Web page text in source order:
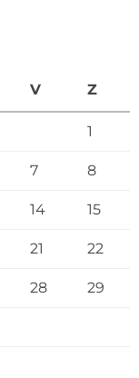
V Z
1
7 8
14 15
21 22
28 29